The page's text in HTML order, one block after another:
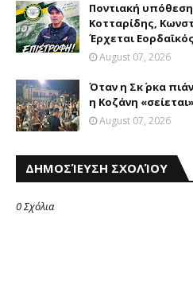
Ποντιακή
Κοτταρίδης,
Έρχεται
August 07, 2026
Όταν η Σκ΄ ρκα
η Κοζάνη
August 07, 2026
ΔΗΜΟΣΊΕΥΣΗ ΣΧΟΛΊΟΥ
0 Σχόλια